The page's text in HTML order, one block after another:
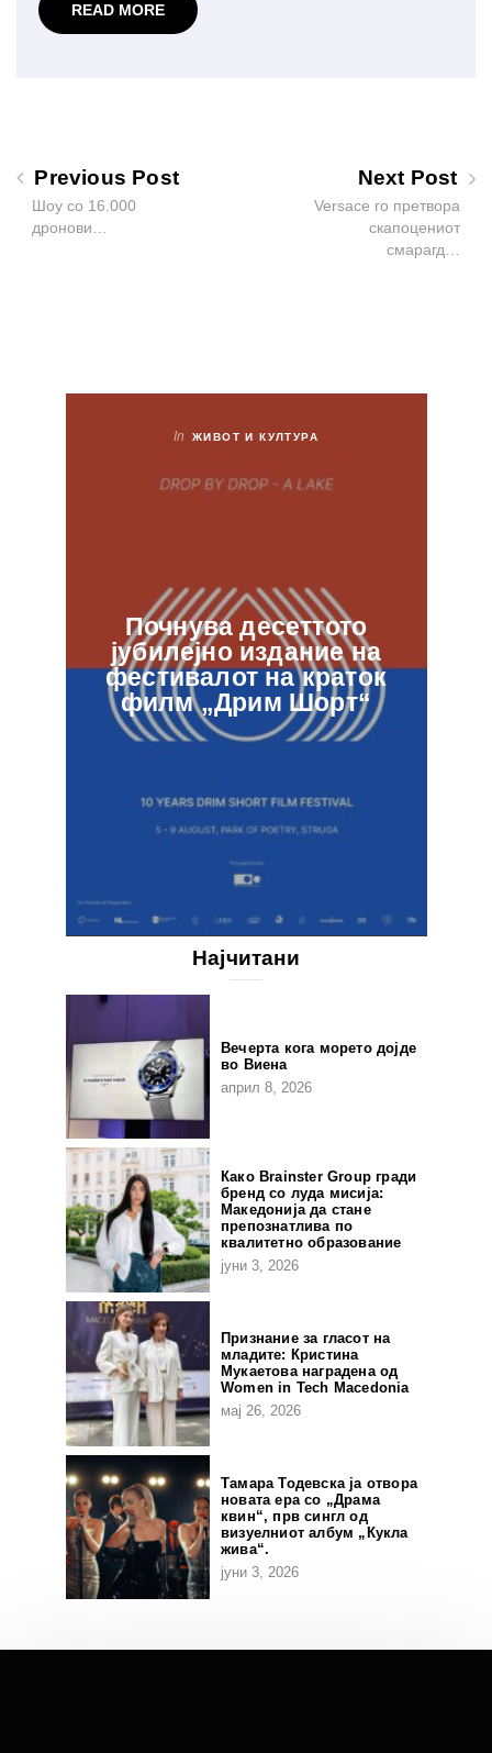
READ MORE
Previous Post
Шоу со 16.000
дронови…
Next Post
Versace го претвора
скапоцениот
смарагд…
In ЖИВОТ И КУЛТУРА
Почнува десеттото
јубилејно издание на
фестивалот на краток
филм „Дрим Шорт“
Најчитани
Вечерта кога морето дојде
во Виена
април 8, 2026
Како Brainster Group гради
бренд со луда мисија:
Македонија да стане
препознатлива по
квалитетно образование
јуни 3, 2026
Признание за гласот на
младите: Кристина
Мукаетова наградена од
Women in Tech Macedonia
мај 26, 2026
Тамара Тодевска ја отвора
новата ера со „Драма
квин“, прв сингл од
визуелниот албум „Кукла
жива“.
јуни 3, 2026